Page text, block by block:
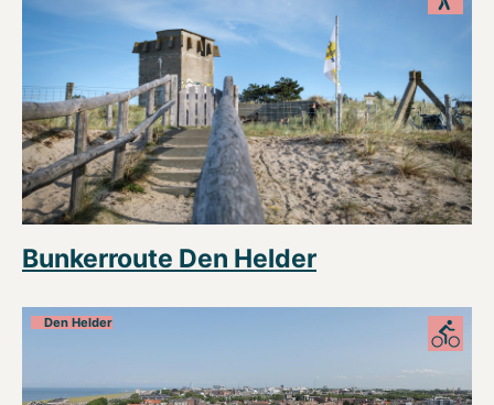
Bunkerroute Den Helder
Den Helder